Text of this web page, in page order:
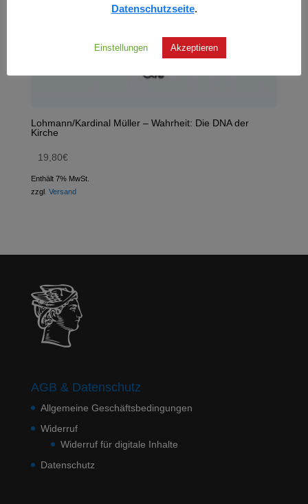
Lohmann/Kardinal Müller – Wahrheit: Die DNA der
Kirche
19,80€
Enthält 7% MwSt.
zzgl. Versand
AGB & Datenschutz
Allgemeine Geschäftsbedingungen
Widerruf
Widerruf für digitale Inhalte
Datenschutz
Datenschutzseite.
Einstellungen Akzeptieren